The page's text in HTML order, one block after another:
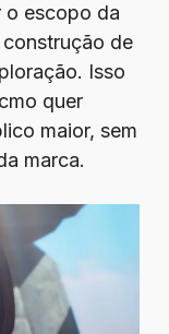
o escopo da
de
Isso
quer
maior, sem
marca.